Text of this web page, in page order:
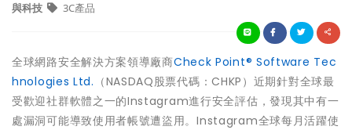
與科技 3C產品
全球網路安全解決方案領導廠商Check Point® Software Tec
hnologies Ltd. （NASDAQ股票代碼：CHKP）近期針對全球最
受歡迎社群軟體之一的Instagram進行安全評估，發現其中有一
處漏洞可能導致使用者帳號遭盜用。Instagram全球每月活躍使